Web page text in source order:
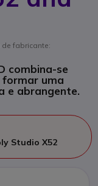
de fabricante:
combina-se
formar uma
e abrangente.
Studio X52